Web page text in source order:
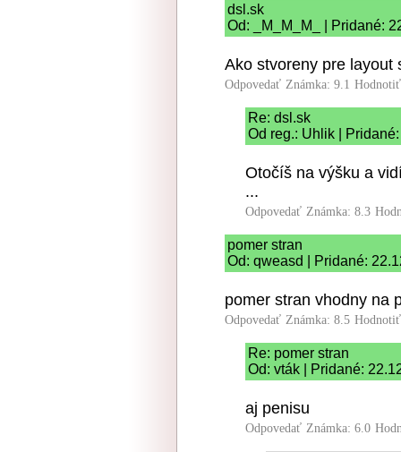
dsl.sk
Od: _M_M_M_ | Pridané:
Ako stvoreny pre layout
Odpovedať Známka: 9.1
Re: dsl.sk
Od reg.: Uhlik |
Otočíš na výšku a
...
Odpovedať Známka: 8.3
pomer stran
Od: qweasd | Pridané:
pomer stran vhodny na
Odpovedať Známka: 8.5
Re: pomer stran
Od: vták | Pridané:
aj penisu
Odpovedať Známka: 6.0